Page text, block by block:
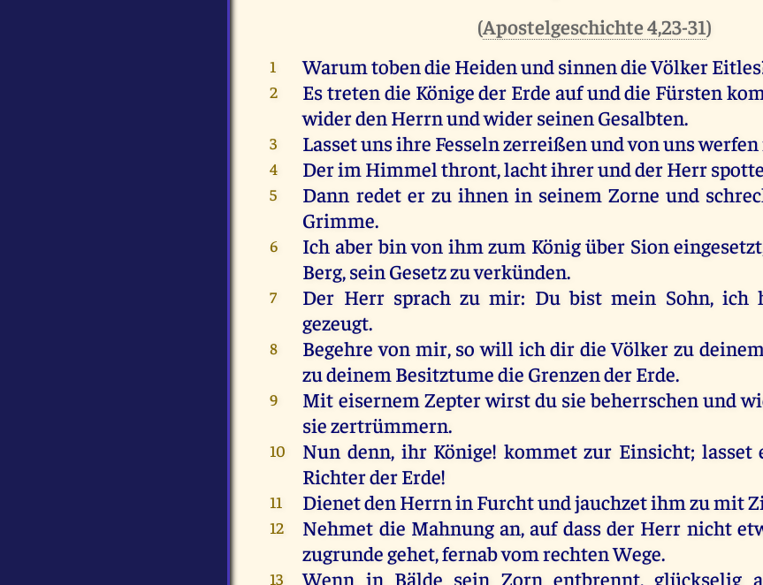
(Apostelgeschichte 4,23-31)
1 Warum toben die Heiden und sinnen die Völker
2
Es treten die Könige der Erde auf und die Fürsten
wider den Herrn und wider seinen Gesalbten.
3 Lasset uns ihre Fesseln zerreißen und von uns
4 Der im Himmel thront, lacht ihrer und der Herr
5
Dann redet er zu ihnen in seinem Zorne und
Grimme.
6
Ich aber bin von ihm zum König über Sion
Berg, sein Gesetz zu verkünden.
7
Der Herr sprach zu mir: Du bist mein Sohn, ich
gezeugt.
8
Begehre von mir, so will ich dir die Völker zu
zu deinem Besitztume die Grenzen der Erde.
9
Mit eisernem Zepter wirst du sie beherrschen und
sie zertrümmern.
10
Nun denn, ihr Könige! kommet zur Einsicht; lasset
Richter der Erde!
11 Dienet den Herrn in Furcht und jauchzet ihm zu mit
12
Nehmet die Mahnung an, auf dass der Herr nicht
zugrunde gehet, fernab vom rechten Wege.
13 Wenn in Bälde sein Zorn entbrennt, glückselig